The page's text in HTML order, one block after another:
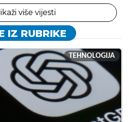
više vijesti
IZ RUBRIKE
TEHNOLOGIJA